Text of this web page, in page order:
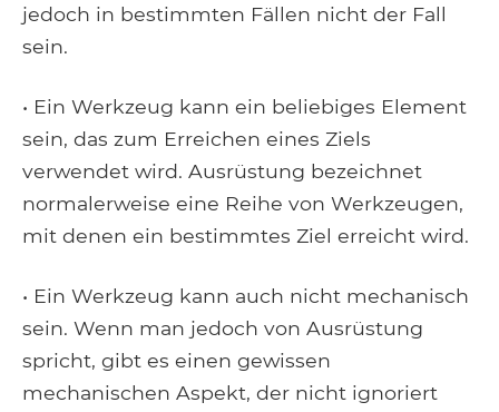
jedoch in bestimmten Fällen nicht der Fall
sein.
• Ein Werkzeug kann ein beliebiges Element
sein, das zum Erreichen eines Ziels
verwendet wird. Ausrüstung bezeichnet
normalerweise eine Reihe von Werkzeugen,
mit denen ein bestimmtes Ziel erreicht wird.
• Ein Werkzeug kann auch nicht mechanisch
sein. Wenn man jedoch von Ausrüstung
spricht, gibt es einen gewissen
mechanischen Aspekt, der nicht ignoriert